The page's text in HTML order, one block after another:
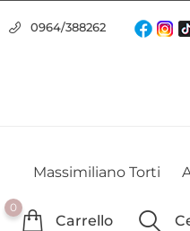
Usiamo i cookie
Utilizziamo i cookie per
0964/388262
Massimiliano Torti
0
Carrello